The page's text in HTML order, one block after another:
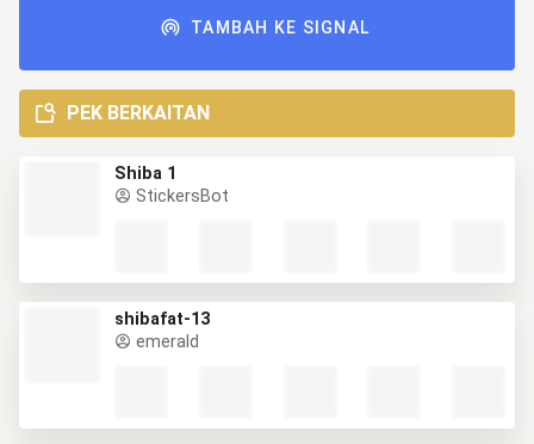
TAMBAH KE SIGNAL
PEK BERKAITAN
Shiba 1
StickersBot
shibafat-13
emerald